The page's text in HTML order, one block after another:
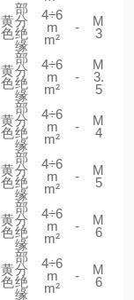
黄
色
部
分
绝
缘
4÷6
m
m²
-
M
3
黄
色
部
分
绝
缘
4÷6
m
m²
-
M
3.
5
黄
色
部
分
绝
缘
4÷6
m
m²
-
M
4
黄
色
部
分
绝
缘
4÷6
m
m²
-
M
5
黄
色
部
分
绝
缘
4÷6
m
m²
-
M
6
黄
色
部
分
绝
缘
4÷6
m
m²
-
M
6